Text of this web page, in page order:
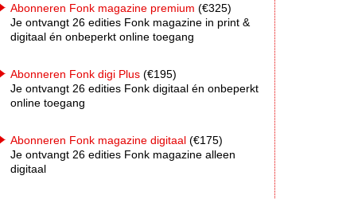
Abonneren Fonk magazine premium (€325)
Je ontvangt 26 edities Fonk magazine in print &
digitaal én onbeperkt online toegang
Abonneren Fonk digi Plus (€195)
Je ontvangt 26 edities Fonk digitaal én onbeperkt
online toegang
Abonneren Fonk magazine digitaal (€175)
Je ontvangt 26 edities Fonk magazine alleen
digitaal